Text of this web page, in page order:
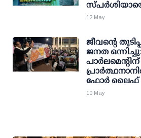
12 May
ജീവന്റെ
ജനത
ഫോർ ലൈഫ്
10 May